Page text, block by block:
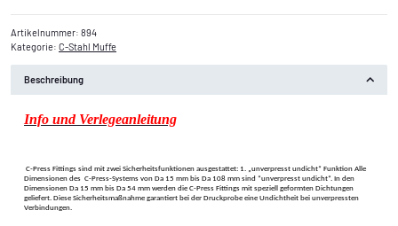
Artikelnummer: 894
Kategorie: C-Stahl Muffe
Beschreibung
Info und Verlegeanleitung
C-Press Fittings sind mit zwei Sicherheitsfunktionen ausgestattet: 1. „unverpresst undicht“ Funktion Alle
Dimensionen des C-Press-Systems von Da 15 mm bis Da 108 mm sind “unverpresst undicht“. In den
Dimensionen Da 15 mm bis Da 54 mm werden die C-Press Fittings mit speziell geformten Dichtungen
geliefert. Diese Sicherheitsmaßnahme garantiert bei der Druckprobe eine Undichtheit bei unverpressten
Verbindungen.